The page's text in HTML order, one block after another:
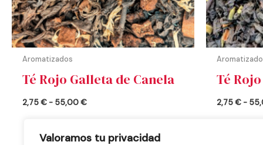
Valoramos tu privacidad
Aromatizados
Té Rojo Galleta de Canela
2,75€ - 55,00€
Té
2,75€ -